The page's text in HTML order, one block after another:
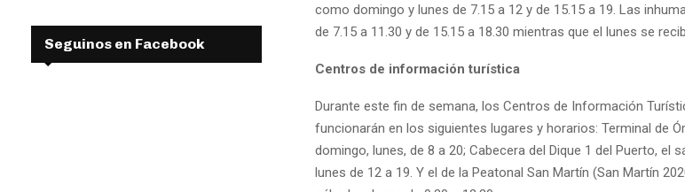
como domingo y lunes de 7.15 a 12 y de 15.15 a 19. Las
de 7.15 a 11.30 y de 15.15 a 18.30 mientras que el lunes se
Centros de información turística
Durante este fin de semana, los Centros de Información
funcionarán en los siguientes lugares y horarios: Terminal de
domingo, lunes, de 8 a 20; Cabecera del Dique 1 del Puerto, el
lunes de 12 a 19. Y el de la Peatonal San Martín (San Martín
Seguinos en Facebook